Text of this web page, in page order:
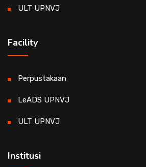
ULT UPNVJ
Facility
Perpustakaan
LeADS UPNVJ
ULT UPNVJ
Institusi